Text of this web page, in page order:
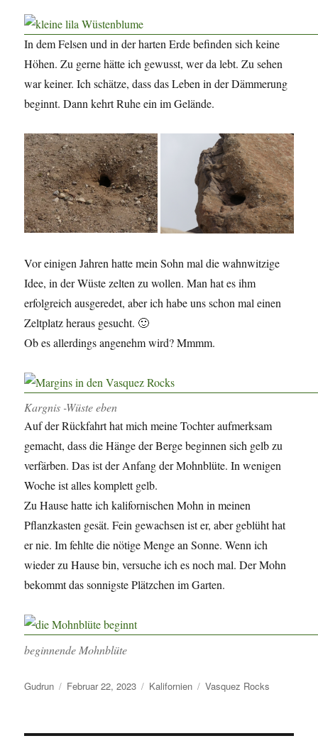
In dem Felsen und in der harten Erde befinden sich keine
Höhen. Zu gerne hätte ich gewusst, wer da lebt. Zu sehen
war keiner. Ich schätze, dass das Leben in der Dämmerung
beginnt. Dann kehrt Ruhe ein im Gelände.
Vor einigen Jahren hatte mein Sohn mal die wahnwitzige
Idee, in der Wüste zelten zu wollen. Man hat es ihm
erfolgreich ausgeredet, aber ich habe uns schon mal einen
Zeltplatz heraus gesucht. 🙂
Ob es allerdings angenehm wird? Mmmm.
Kargnis -Wüste eben
Auf der Rückfahrt hat mich meine Tochter aufmerksam
gemacht, dass die Hänge der Berge beginnen sich gelb zu
verfärben. Das ist der Anfang der Mohnblüte. In wenigen
Woche ist alles komplett gelb.
Zu Hause hatte ich kalifornischen Mohn in meinen
Pflanzkasten gesät. Fein gewachsen ist er, aber geblüht hat
er nie. Im fehlte die nötige Menge an Sonne. Wenn ich
wieder zu Hause bin, versuche ich es noch mal. Der Mohn
bekommt das sonnigste Plätzchen im Garten.
beginnende Mohnblüte
Autor
Gudrun
Veröffentlicht
Februar 22, 2023 Kategorien
Kalifornien Schlagwörter
Vasquez Rocks